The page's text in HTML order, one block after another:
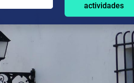
actividades